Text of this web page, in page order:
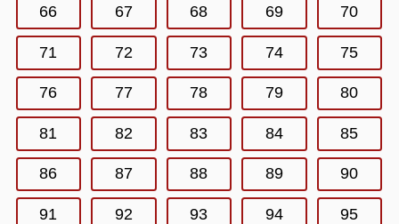
66 67 68 69 70
71 72 73 74 75
76 77 78 79 80
81 82 83 84 85
86 87 88 89 90
91 92 93 94 95